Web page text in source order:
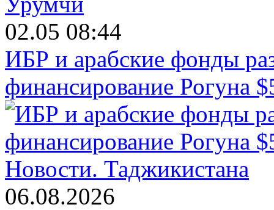
02.05 08:44
ИБР и арабские фонды
финансирование Рогуна
Новости. Таджикистана
06.08.2026